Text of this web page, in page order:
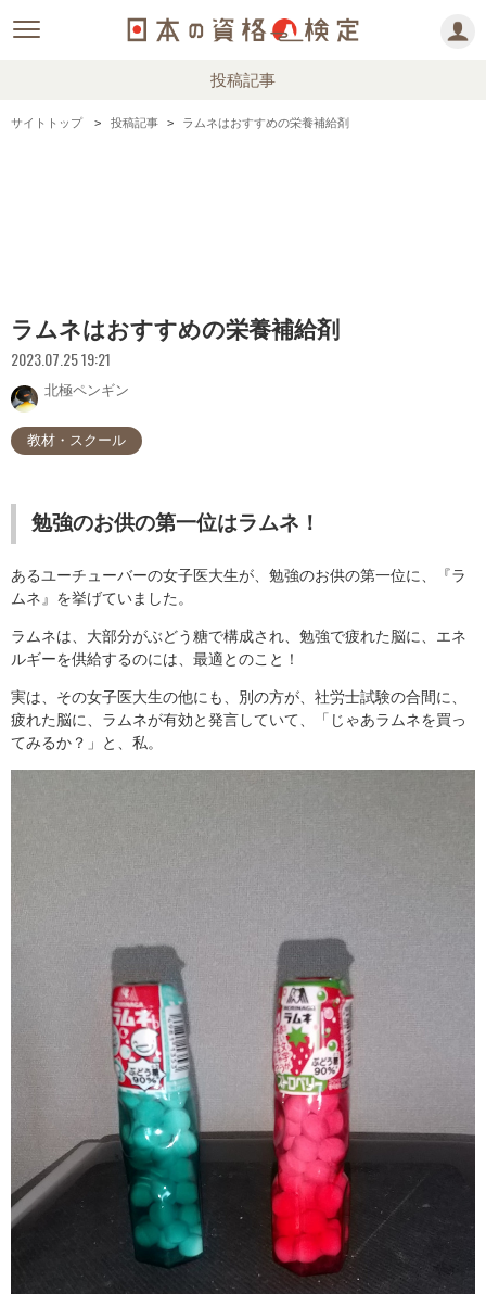
投稿記事
サイトトップ 投稿記事 ラムネはおすすめの栄養補給剤
ラムネはおすすめの栄養補給剤
2023.07.25 19:21
北極ペンギン
教材・スクール
勉強のお供の第一位はラムネ！
あるユーチューバーの女子医大生が、勉強のお供の第一位に、『ラ
ムネ』を挙げていました。
ラムネは、大部分がぶどう糖で構成され、勉強で疲れた脳に、エネ
ルギーを供給するのには、最適とのこと！
実は、その女子医大生の他にも、別の方が、社労士試験の合間に、
疲れた脳に、ラムネが有効と発言していて、「じゃあラムネを買っ
てみるか？」と、私。